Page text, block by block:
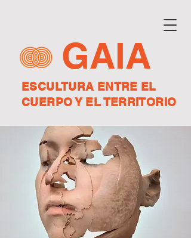
GAIA
ESCULTURA ENTRE EL
CUERPO Y EL TERRITORIO